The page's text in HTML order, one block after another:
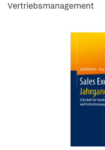
Vertriebsmanagement